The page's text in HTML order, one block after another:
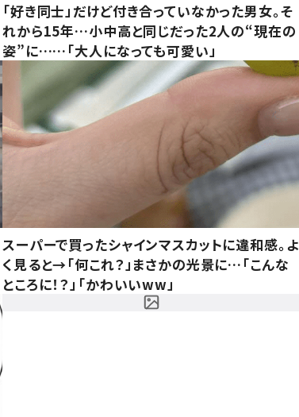
「好き同士」だけど付き合っていなかった男女。そ
れから15年…小中高と同じだった2人の“現在の
姿”に……「大人になっても可愛い」
スーパーで買ったシャインマスカットに違和感。よ
く見ると→「何これ？」まさかの光景に…「こんな
ところに！？」「かわいいww」